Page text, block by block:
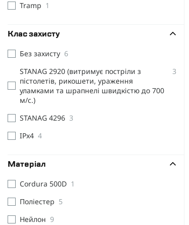
Tramp 1
Клас захисту
Без захисту 6
STANAG 2920 (витримує постріли з
пістолетів, рикошети, ураження
уламками та шрапнелі швидкістю до 700
м/с.)
3
STANAG 4296 3
IPx4 4
Матеріал
Cordura 500D 1
Поліестер 5
Нейлон 9